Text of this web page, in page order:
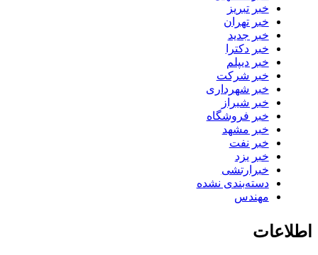
خبر تبریز
خبر تهران
خبر جدید
خبر دکترا
خبر دیپلم
خبر شرکت
خبر شهرداری
خبر شیراز
خبر فروشگاه
خبر مشهد
خبر نفت
خبر یزد
خبرارتشی
دسته‌بندی نشده
مهندس
اطلاعات